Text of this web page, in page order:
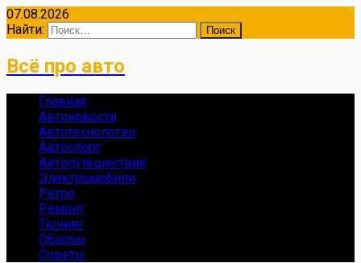
07.08.2026
Найти:
Всё про авто
Главная
Автоновости
Автотехнологии
Автоспорт
Автопутешествия
Электромобили
Ретро
Ремонт
Тюнинг
Обзоры
Советы